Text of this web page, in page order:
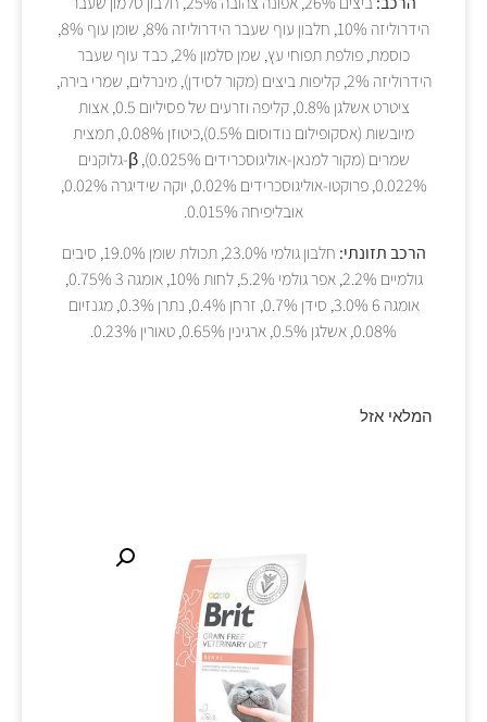
הידרוליזה 10%, חלבון עוף שעבר הידרוליזה 8%, שומן עוף 8%,
כוסמת, פולפת תפוחי עץ, שמן סלמון 2%, כבד עוף שעבר
הידרוליזה 2%, קליפות ביצים (מקור לסידן), מינרלים, שמרי בירה,
ציטרט אשלגן 0.8%, קליפה וזרעים של פסיליום 0.5, אצות
מיובשות (אסקופילום נודוסום 0.5%),כיטוזן 0.08%, תמצית
שמרים (מקור למנאן-אוליגוסכרידים 0.025%), β-גלוקנים
0.022%, פרוקטו-אוליגוסכרידים 0.02%, יוקה שידיגרה 0.02%,
אובליפיחה 0.015%.
הרכב תזונתי:
חלבון גולמי 23.0%, תכולת שומן 19.0%, סיבים
גולמיים 2.2%, אפר גולמי 5.2%, לחות 10%, אומגה 3 0.75%,
אומגה 6 3.0%, סידן 0.7%, זרחן 0.4%, נתרן 0.3%, מגנזיום
0.08%, אשלגן 0.5%, ארגינין 0.65%, טאורין 0.23%.
המלאי אזל